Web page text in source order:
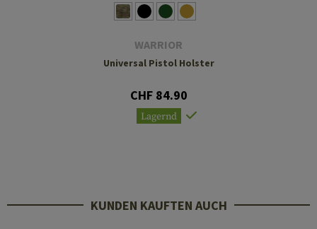
WARRIOR
Universal Pistol Holster
CHF 84.90
Lagernd
KUNDEN KAUFTEN AUCH